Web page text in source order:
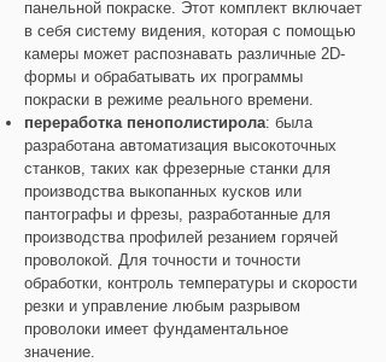
панельной покраске. Этот комплект включает
в себя систему видения, которая с помощью
камеры может распознавать различные 2D-
формы и обрабатывать их программы
покраски в режиме реального времени.
переработка пенополистирола: была
разработана автоматизация высокоточных
станков, таких как фрезерные станки для
производства выкопанных кусков или
пантографы и фрезы, разработанные для
производства профилей резанием горячей
проволокой. Для точности и точности
обработки, контроль температуры и скорости
резки и управление любым разрывом
проволоки имеет фундаментальное
значение.